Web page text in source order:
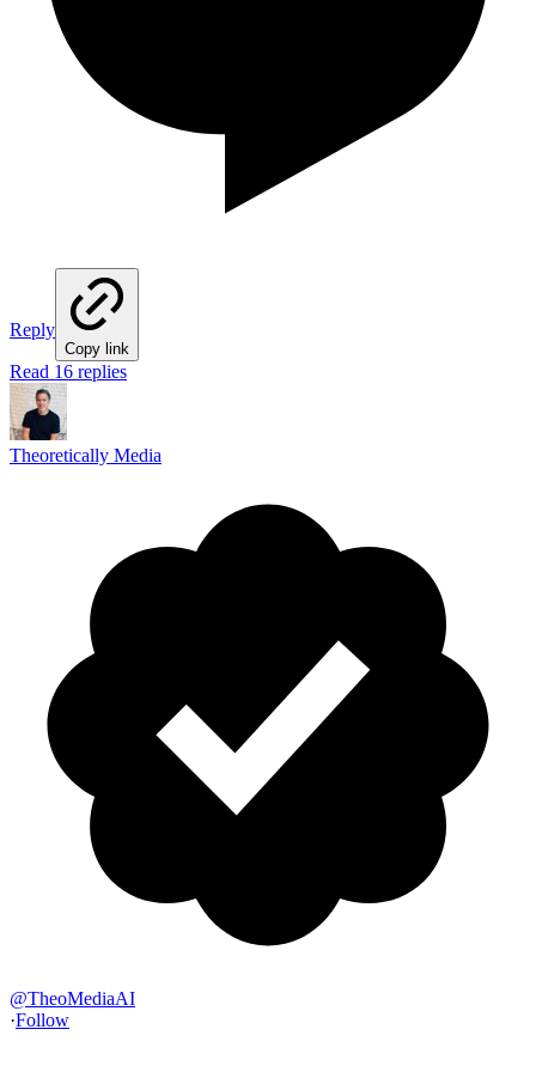
Reply
Copy link
Read 16 replies
Theoretically Media
@TheoMediaAI
·Follow